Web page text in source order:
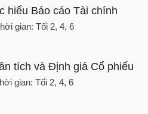
hiểu Báo cáo Tài chính
gian: Tối 2, 4, 6
tích và Định giá Cổ phiếu
gian: Tối 2, 4, 6